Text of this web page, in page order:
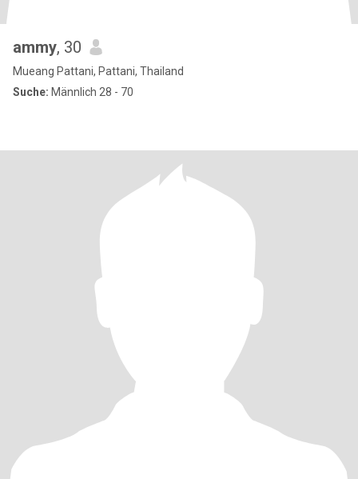
ammy, 30
Mueang Pattani, Pattani, Thailand
Suche: Männlich 28 - 70